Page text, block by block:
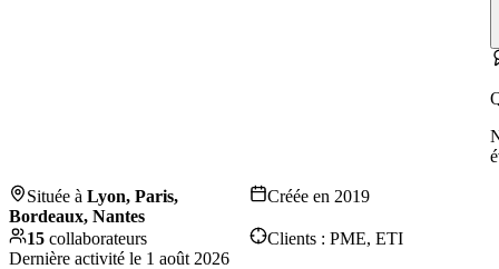
Située à Lyon, Paris,
Bordeaux, Nantes
Créée en 2019
15 collaborateurs Clients : PME, ETI
Dernière activité le 1 août 2026